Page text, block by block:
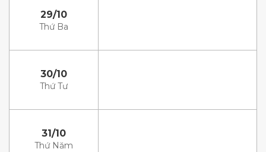
29/10
Thứ Ba
30/10
Thứ Tư
31/10
Thứ Năm